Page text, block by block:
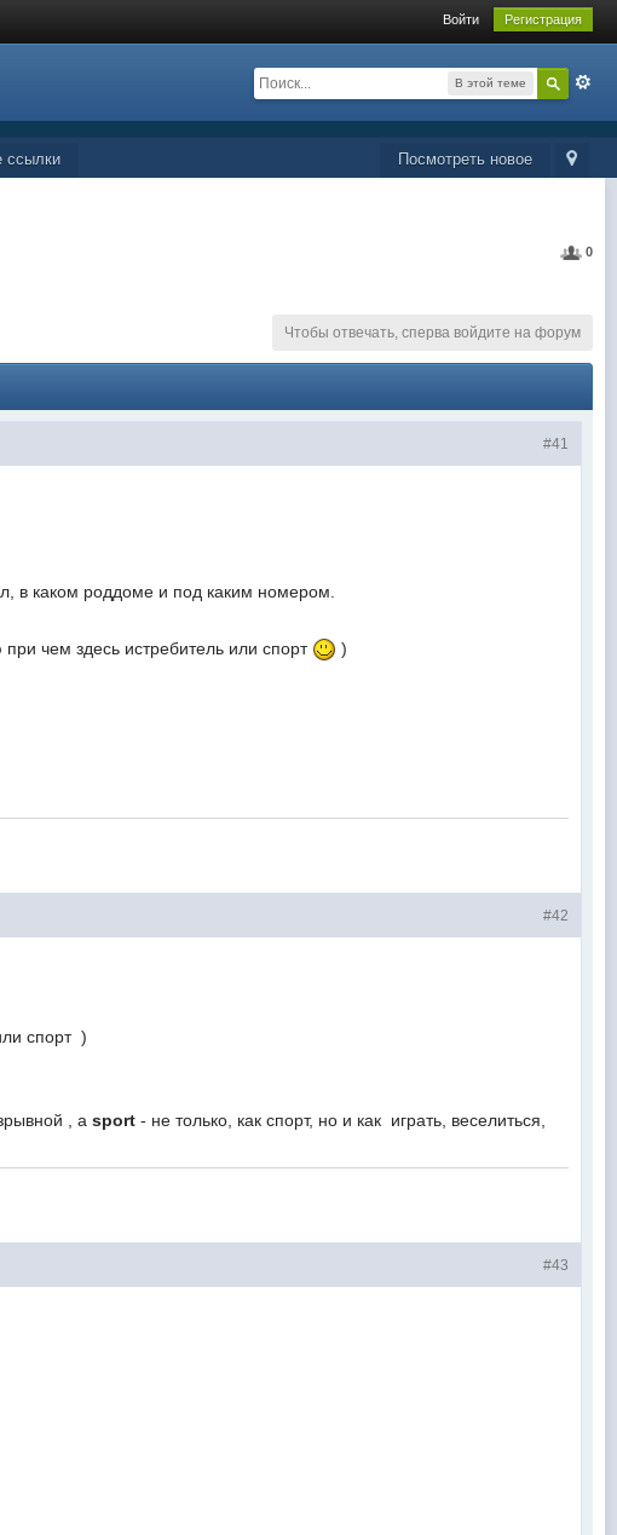
Войти Регистрация
В этой теме
Посмотреть новое
ссылки
0
Чтобы отвечать, сперва войдите на форум
#41
в каком роддоме и под каким номером.
чем здесь истребитель или спорт )
#42
спорт )
, аsport- не только, как спорт, но и как играть, веселиться,
#43